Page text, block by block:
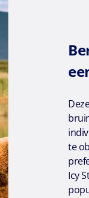
te
Icy